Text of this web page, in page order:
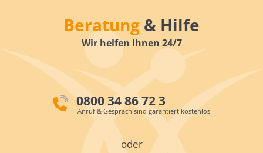
Beratung & Hilfe
Wir helfen Ihnen 24/7
0800 34 86 72 3
Anruf & Gespräch sind garantiert kostenlos
oder